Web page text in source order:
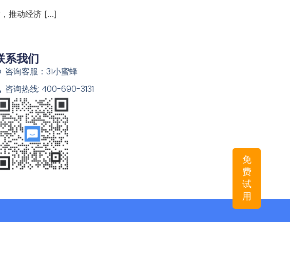
免
费
试
用
，推动经济 […]
系我们
咨询客服：31小蜜蜂
咨询热线: 400-690-3131